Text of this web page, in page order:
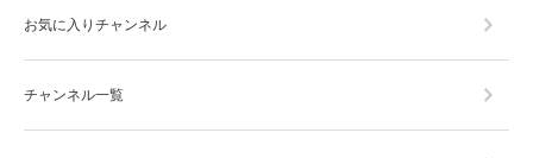
お気に入りチャンネル
チャンネル一覧